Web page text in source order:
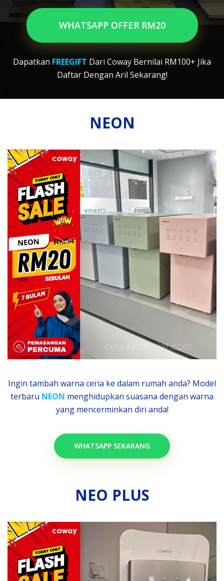
WHATSAPP OFFER RM20
Dapatkan FREEGIFT Dari Coway Bernilai RM100+ Jika
Daftar Dengan Aril Sekarang!
NEON
Ingin tambah warna ceria ke dalam rumah anda? Model
terbaru NEON menghidupkan suasana dengan warna
yang mencerminkan diri anda!
WHATSAPP SEKARANG
NEO PLUS